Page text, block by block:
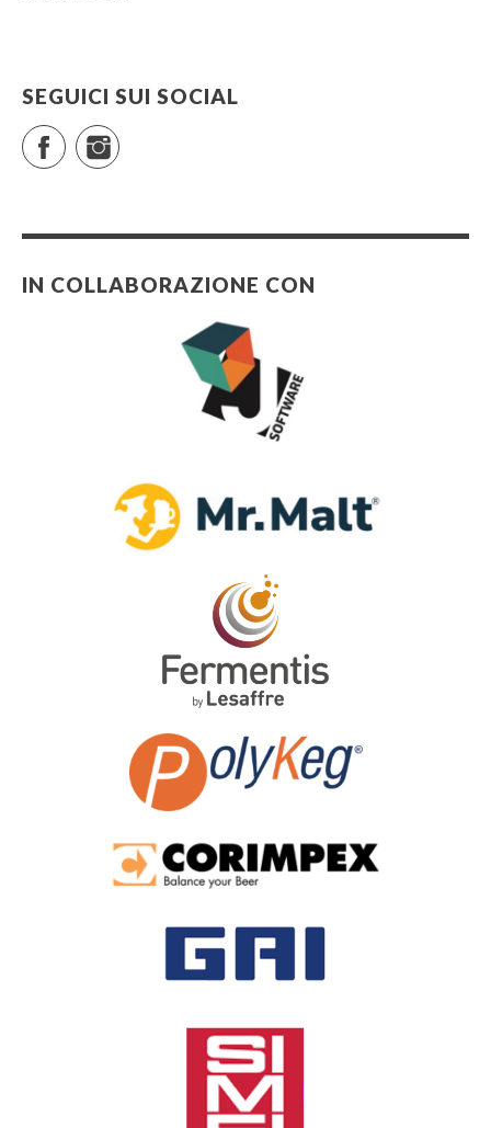
SEGUICI SUI SOCIAL
FacebookInstagram
IN COLLABORAZIONE CON